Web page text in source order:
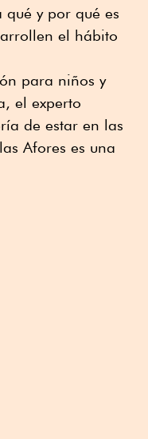
y por qué es
el hábito
para niños y
el experto
de estar en las
Afores es una